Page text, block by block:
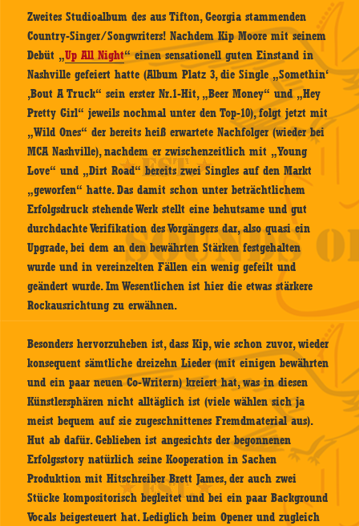
Zweites Studioalbum des aus Tifton, Georgia stammenden
Country-Singer/Songwriters! Nachdem Kip Moore mit seinem
Debüt „Up All Night“ einen sensationell guten Einstand in
Nashville gefeiert hatte (Album Platz 3, die Single „Somethin‘
‚Bout A Truck“ sein erster Nr.1-Hit, „Beer Money“ und „Hey
Pretty Girl“ jeweils nochmal unter den Top-10), folgt jetzt mit
„Wild Ones“ der bereits heiß erwartete Nachfolger (wieder bei
MCA Nashville), nachdem er zwischenzeitlich mit „Young
Love“ und „Dirt Road“ bereits zwei Singles auf den Markt
„geworfen“ hatte. Das damit schon unter beträchtlichem
Erfolgsdruck stehende Werk stellt eine behutsame und gut
durchdachte Verifikation des Vorgängers dar, also quasi ein
Upgrade, bei dem an den bewährten Stärken festgehalten
wurde und in vereinzelten Fällen ein wenig gefeilt und
geändert wurde. Im Wesentlichen ist hier die etwas stärkere
Rockausrichtung zu erwähnen.
Besonders hervorzuheben ist, dass Kip, wie schon zuvor, wieder
konsequent sämtliche dreizehn Lieder (mit einigen bewährten
und ein paar neuen Co-Writern) kreiert hat, was in diesen
Künstlersphären nicht alltäglich ist (viele wählen sich ja
meist bequem auf sie zugeschnittenes Fremdmaterial aus).
Hut ab dafür. Geblieben ist angesichts der begonnenen
Erfolgsstory natürlich seine Kooperation in Sachen
Produktion mit Hitschreiber Brett James, der auch zwei
Stücke kompositorisch begleitet und bei ein paar Background
Vocals beigesteuert hat. Lediglich beim Opener und zugleich